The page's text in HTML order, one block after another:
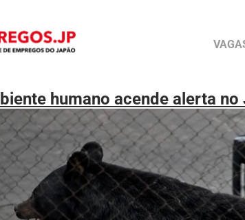
humano acende alerta no